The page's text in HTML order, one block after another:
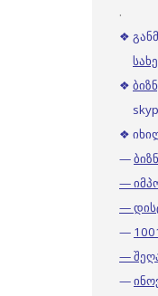
.
❖
❖
❖
—
—
—
—
—
—